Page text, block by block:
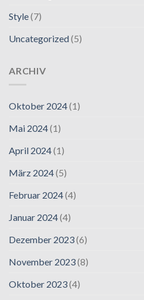
Style(7)
Uncategorized(5)
ARCHIV
Oktober 2024(1)
Mai 2024(1)
April 2024(1)
März 2024(5)
Februar 2024(4)
Januar 2024(4)
Dezember 2023(6)
November 2023(8)
Oktober 2023(4)